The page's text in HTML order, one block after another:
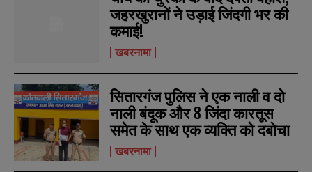
r
s
r
s
जहरखुरानों ने उड़ाई जिंदगी भर की
कमाई!
खबरनामा
सितारगंज पुलिस ने एक नाली व दो
नाली बंदूक और 8 जिंदा कारतूस
समेत के साथ एक व्यक्ति को दबोचा
खबरनामा